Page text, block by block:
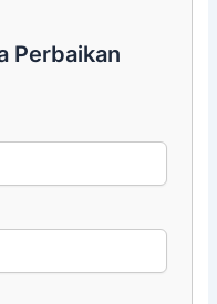
Perbaikan